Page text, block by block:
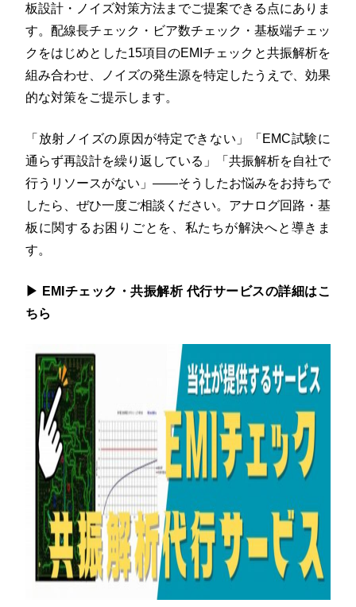
板設計・ノイズ対策方法までご提案できる点にありま
す。配線長チェック・ビア数チェック・基板端チェッ
クをはじめとした15項目のEMIチェックと共振解析を
組み合わせ、ノイズの発生源を特定したうえで、効果
的な対策をご提示します。
「放射ノイズの原因が特定できない」「EMC試験に
通らず再設計を繰り返している」「共振解析を自社で
行うリソースがない」——そうしたお悩みをお持ちで
したら、ぜひ一度ご相談ください。アナログ回路・基
板に関するお困りごとを、私たちが解決へと導きま
す。
▶ EMIチェック・共振解析 代行サービスの詳細はこ
ちら